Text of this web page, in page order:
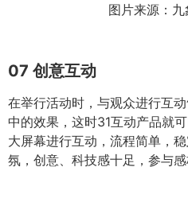
图片来源：
07 创意互动
在举行活动时，与观众进行互
中的效果，这时31互动产品就
大屏幕进行互动，流程简单，
氛，创意、科技感十足，参与感